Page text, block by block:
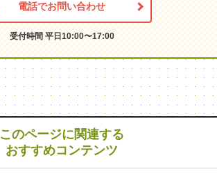
電話でお問い合わせ
受付時間 平日10:00〜17:00
このページに関連する
おすすめコンテンツ